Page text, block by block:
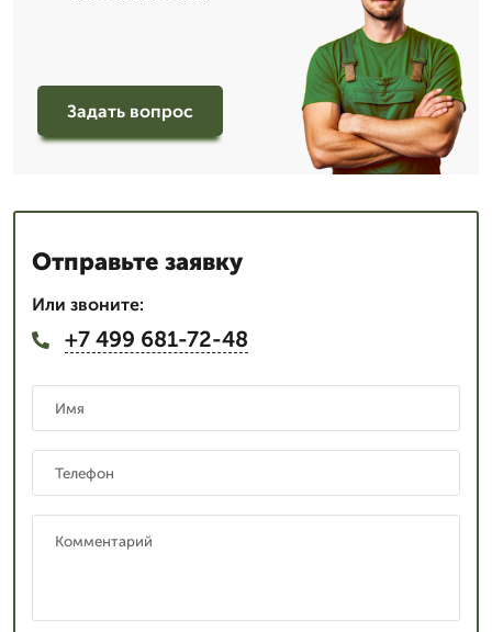
Задать вопрос
Отправьте заявку
Или звоните:
+7 499 681-72-48